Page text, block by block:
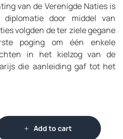
van de Verenigde Naties is
door middel van
volgden de ter ziele gegane
poging om één enkele
in het kielzog van de
die aanleiding gaf tot het
Add to cart